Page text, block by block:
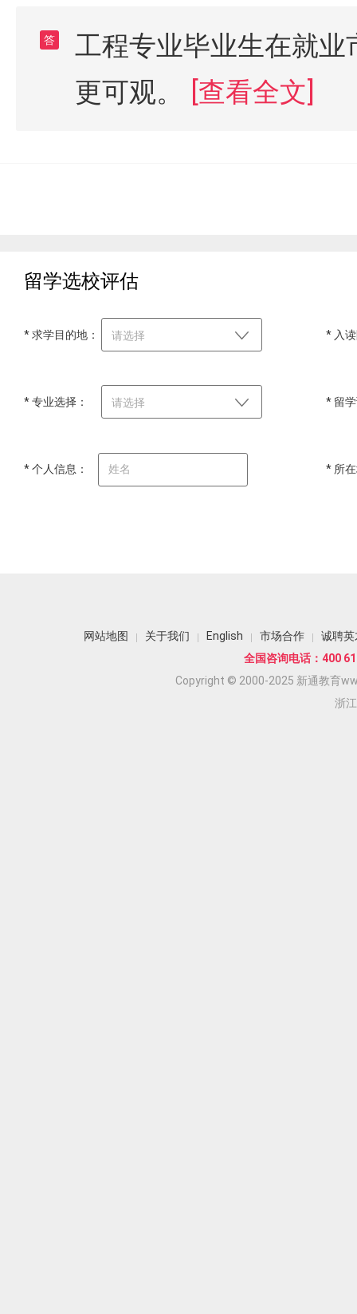
答
工程专业毕业生在就
更可观。
[查看全文]
留学选校评估
* 求学目的地： 请选择 * 入
* 专业选择： 请选择 * 留
* 个人信息： * 所
网站地图 关于我们 English 市场合作
诚聘英
全国咨询电话：400
Copyright © 2000-2025 新通教育
浙